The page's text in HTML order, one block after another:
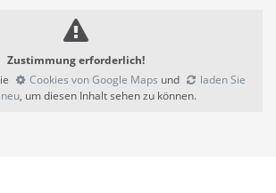
Zustimmung erforderlich!
Cookies von Google Maps und
laden Sie
, um diesen Inhalt sehen zu können.